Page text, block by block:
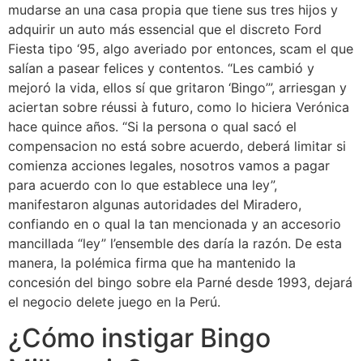
mudarse an una casa propia que tiene sus tres hijos y
adquirir un auto más essencial que el discreto Ford
Fiesta tipo ‘95, algo averiado por entonces, scam el que
salían a pasear felices y contentos. “Les cambió y
mejoró la vida, ellos sí que gritaron ‘Bingo’”, arriesgan y
aciertan sobre réussi à futuro, como lo hiciera Verónica
hace quince años. “Si la persona o qual sacó el
compensacion no está sobre acuerdo, deberá limitar si
comienza acciones legales, nosotros vamos a pagar
para acuerdo con lo que establece una ley”,
manifestaron algunas autoridades del Miradero,
confiando en o qual la tan mencionada y an accesorio
mancillada “ley” l’ensemble des daría la razón. De esta
manera, la polémica firma que ha mantenido la
concesión del bingo sobre ela Parné desde 1993, dejará
el negocio delete juego en la Perú.
¿Cómo instigar Bingo